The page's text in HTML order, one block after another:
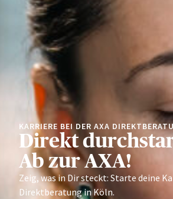
KARRIERE BEI DER AXA
Direkt
Ab zur AXA!
Zeig, was in Dir steckt: Starte deine
Direktberatung in Köln.